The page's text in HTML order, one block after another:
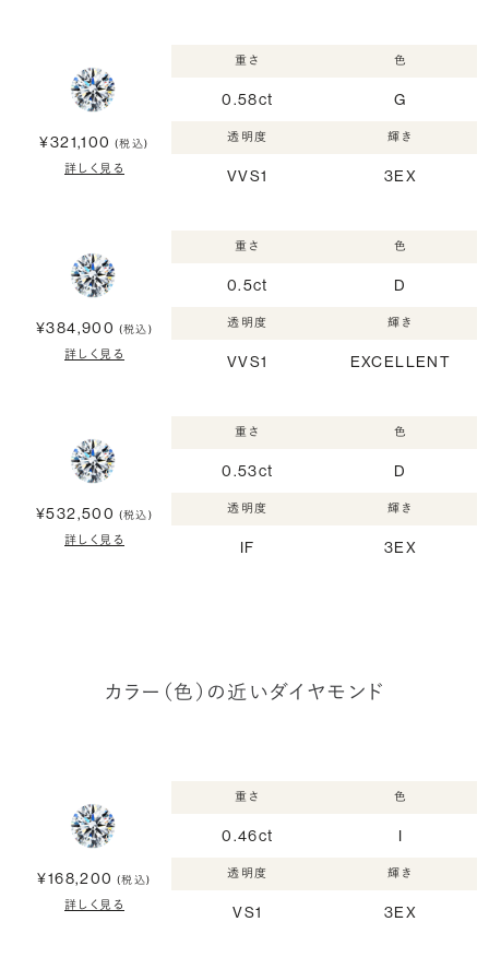
¥321,100 (税込)
詳しく見る
重さ
0.58ct
色
G
透明度
VVS1
輝き
3EX
¥384,900 (税込)
詳しく見る
重さ
0.5ct
色
D
透明度
VVS1
輝き
EXCELLENT
¥532,500 (税込)
詳しく見る
重さ
0.53ct
色
D
透明度
IF
輝き
3EX
カラー（色）の近いダイヤモンド
¥168,200 (税込)
詳しく見る
重さ
0.46ct
色
I
透明度
VS1
輝き
3EX